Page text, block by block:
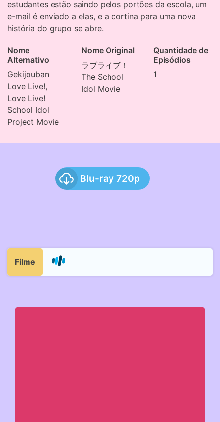
estudantes estão saindo pelos portões da escola, um
e-mail é enviado a elas, e a cortina para uma nova
história do grupo se abre.
Nome
Alternativo
Gekijouban
Love Live!,
Love Live!
School Idol
Project Movie
Nome Original
ラブライブ！
The School
Idol Movie
Quantidade de
Episódios
1
Blu-ray 720p
Filme